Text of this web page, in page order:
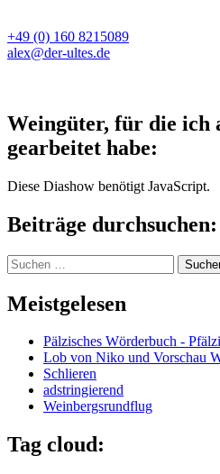
+49 (0) 160 8215089
alex@der-ultes.de
Weingüter, für die ich
gearbeitet habe:
Diese Diashow benötigt JavaScript.
Beiträge durchsuchen:
Suchen
nach:
Meistgelesen
Pälzisches Wörderbuch -
Lob von Niko und Vorschau
Schlieren
adstringierend
Weinbergsrundflug
Tag cloud: